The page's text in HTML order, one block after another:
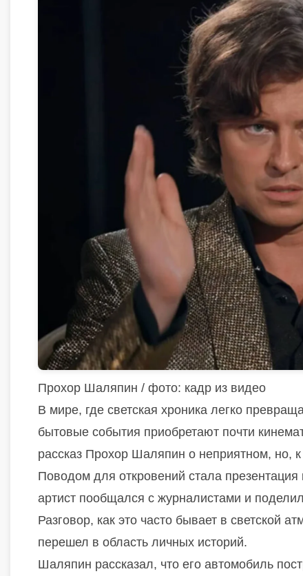
Прохор Шаляпин / фото: кадр из видео
В мире, где светская хроника легко
бытовые события приобретают почти
рассказ Прохор Шаляпин о неприятном, но,
Поводом для откровений стала презентация
артист пообщался с журналистами и
Разговор, как это часто бывает в светской
перешел в область личных историй.
Шаляпин рассказал, что его автомобиль